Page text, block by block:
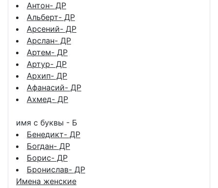
Антон- ДР
Альберт- ДР
Арсений- ДР
Арслан- ДР
Артем- ДР
Артур- ДР
Архип- ДР
Афанасий- ДР
Ахмед- ДР
имя с буквы - Б
Бенедикт- ДР
Богдан- ДР
Борис- ДР
Бронислав- ДР
Имена женские